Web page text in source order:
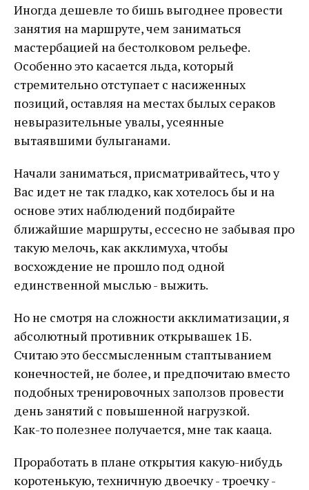
Иногда дешевле то бишь выгоднее провести
занятия на маршруте, чем заниматься
мастербацией на бестолковом рельефе.
Особенно это касается льда, который
стремительно отступает с насиженных
позиций, оставляя на местах былых сераков
невыразительные увалы, усеянные
вытаявшими булыганами.
Начали заниматься, присматривайтесь, что у
Вас идет не так гладко, как хотелось бы и на
основе этих наблюдений подбирайте
ближайшие маршруты, ессесно не забывая про
такую мелочь, как акклимуха, чтобы
восхождение не прошло под одной
единственной мыслью - выжить.
Но не смотря на сложности акклиматизации, я
абсолютный противник открывашек 1Б.
Считаю это бессмысленным стаптыванием
конечностей, не более, и предпочитаю вместо
подобных тренировочных заползов провести
день занятий с повышенной нагрузкой.
Как-то полезнее получается, мне так кааца.
Проработать в плане открытия какую-нибудь
коротенькую, техничную двоечку - троечку -